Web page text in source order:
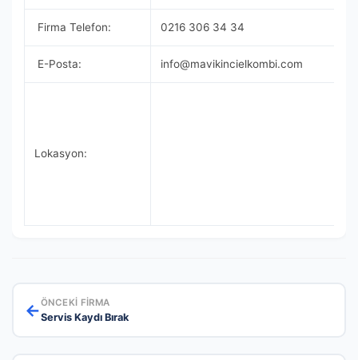
Firma Telefon: 0216 306 34 34
E-Posta: info@mavikincielkombi.com
Lokasyon:
←ÖNCEKI FIRMA
Servis Kaydı Bırak